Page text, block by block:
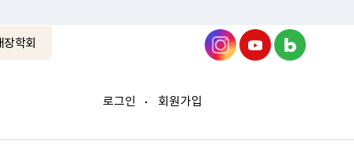
학회
로그인 회원가입